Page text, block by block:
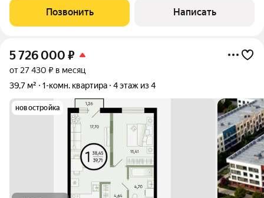
многоуровневой подсветкой, разноплановое озеленение,
видеонаблюдение. В подъезде
Позвонить Написать
5 726 000 ₽
от 27 430 ₽ в месяц
39,7 м²
1-комн. квартира 4 этаж из 4
новостройка